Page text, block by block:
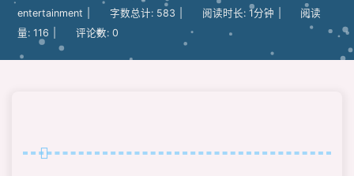
entertainment
字数总计: 583 阅读时长: 1分钟
阅读
量: 116 评论数: 0